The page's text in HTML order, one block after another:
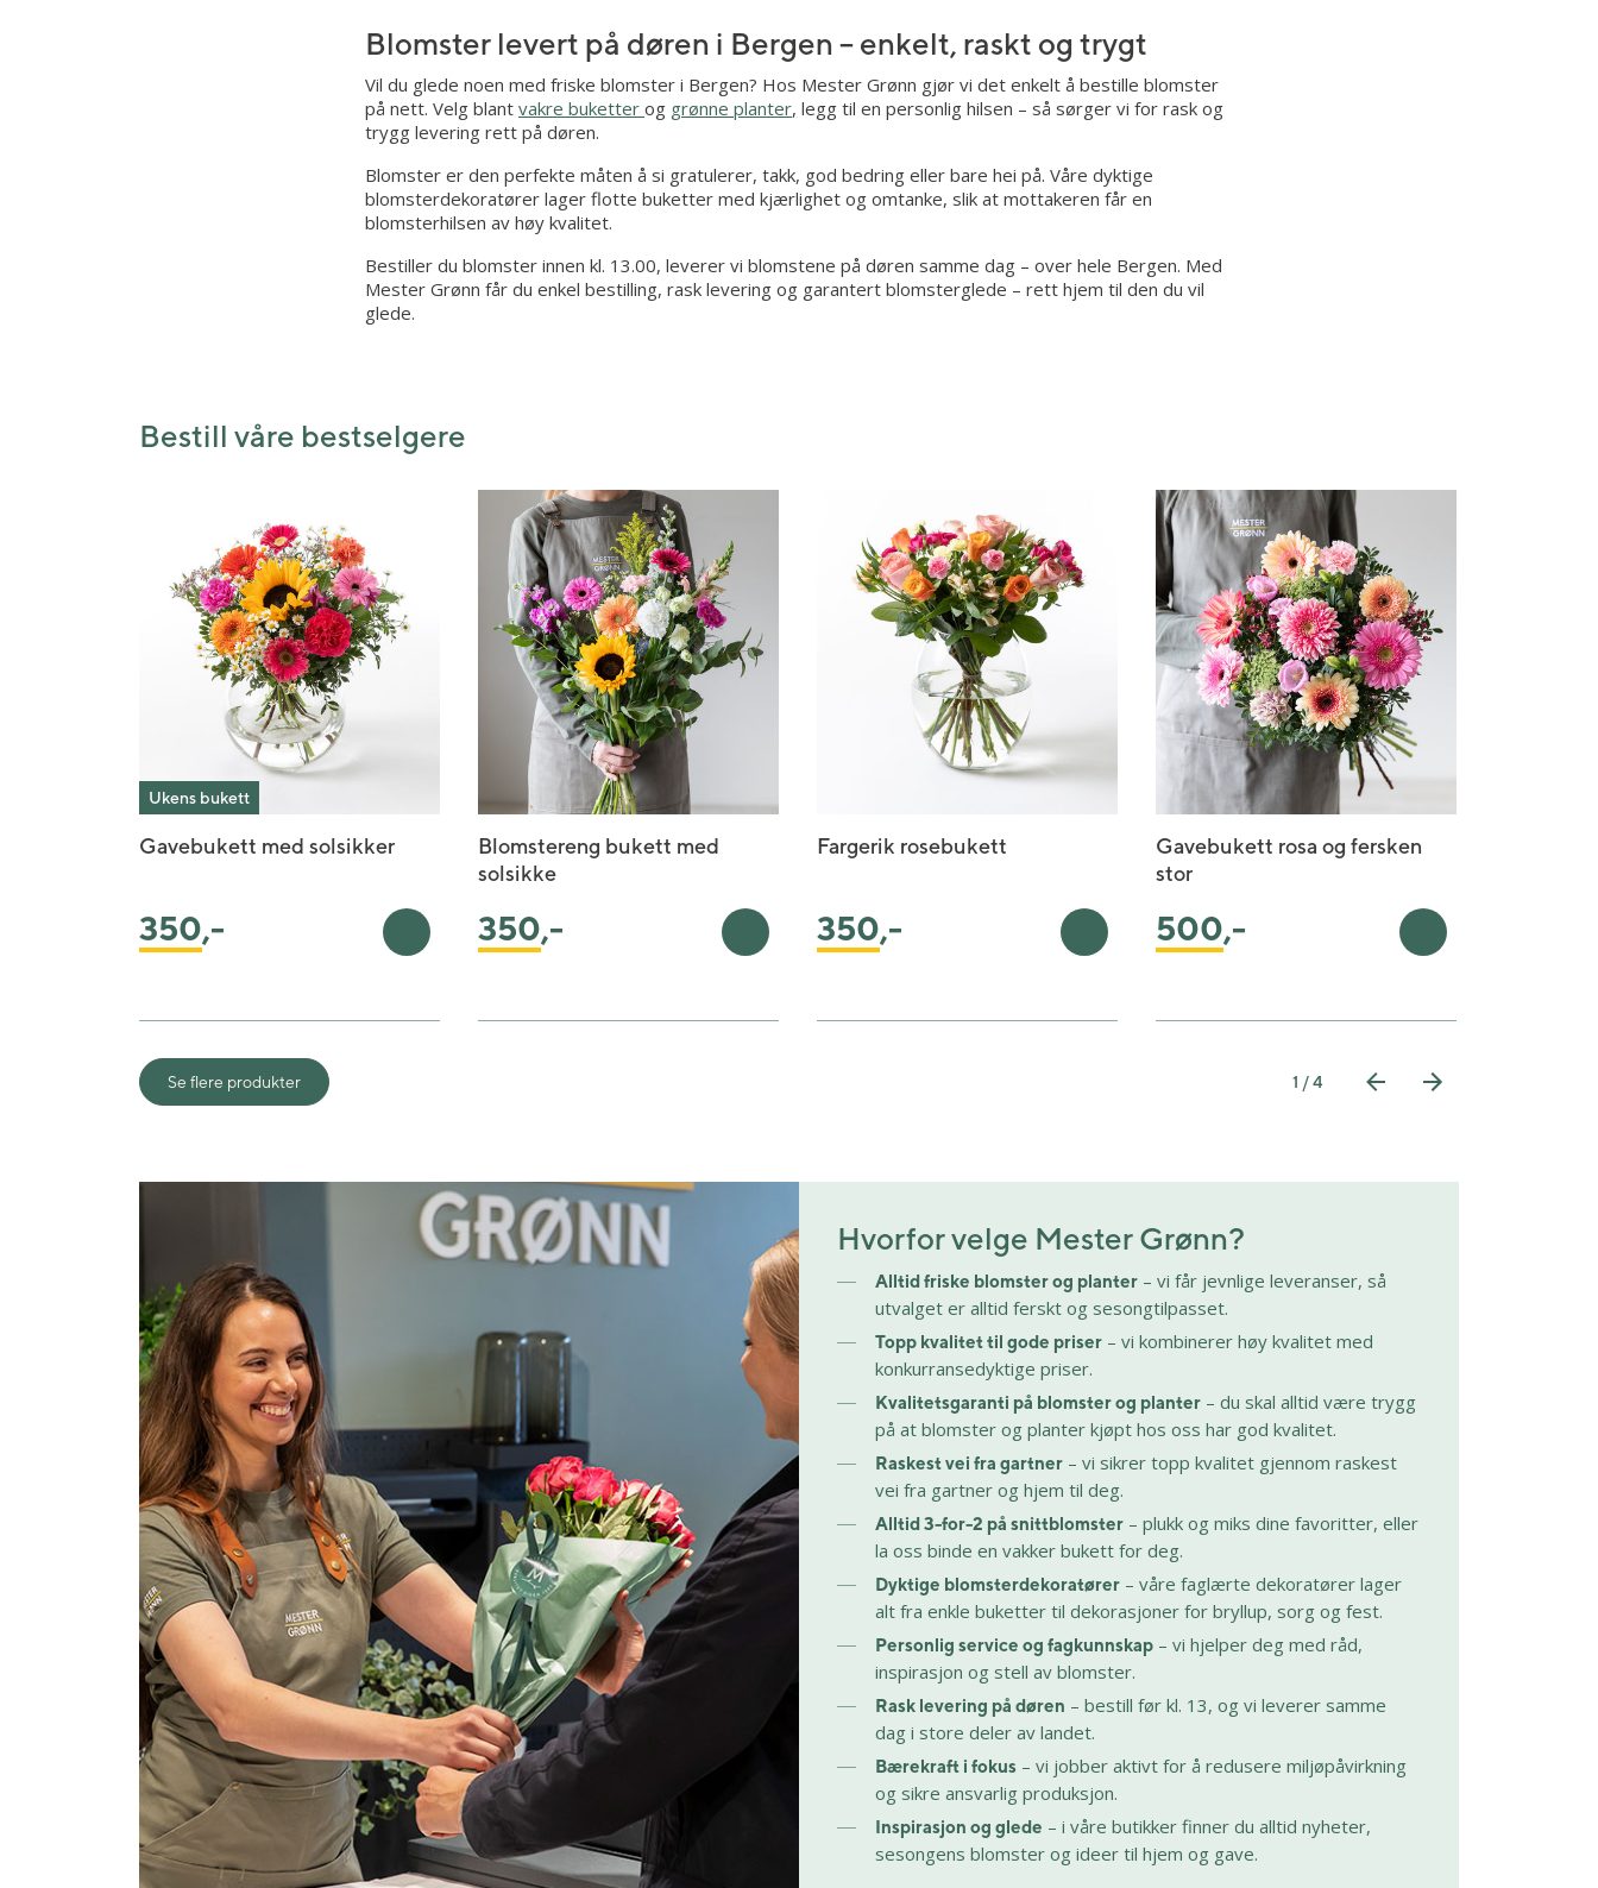
Blomster levert på døren i Bergen – enkelt, raskt og trygt
Vil du glede noen med friske blomster i Bergen? Hos Mester Grønn gjør vi det enkelt å bestille blomster
på nett. Velg blant vakre buketter og grønne planter, legg til en personlig hilsen – så sørger vi for rask og
trygg levering rett på døren.
Blomster er den perfekte måten å si gratulerer, takk, god bedring eller bare hei på. Våre dyktige
blomsterdekoratører lager flotte buketter med kjærlighet og omtanke, slik at mottakeren får en
blomsterhilsen av høy kvalitet.
Bestiller du blomster innen kl. 13.00, leverer vi blomstene på døren samme dag – over hele Bergen. Med
Mester Grønn får du enkel bestilling, rask levering og garantert blomsterglede – rett hjem til den du vil
glede.
Bestill våre bestselgere
Ukens bukett
Gavebukett med solsikker
350,- Legg i handlekurv
Blomstereng bukett med
solsikke
350,- Legg i handlekurv
Fargerik rosebukett
350,- Legg i handlekurv
Gavebukett rosa og fersken
stor
500,- Legg i handlekurv
1 / 4
Se flere produkter
Hvorfor velge Mester Grønn?
Alltid friske blomster og planter – vi får jevnlige leveranser, så
utvalget er alltid ferskt og sesongtilpasset.
Topp kvalitet til gode priser – vi kombinerer høy kvalitet med
konkurransedyktige priser.
Kvalitetsgaranti på blomster og planter – du skal alltid være trygg
på at blomster og planter kjøpt hos oss har god kvalitet.
Raskest vei fra gartner – vi sikrer topp kvalitet gjennom raskest
vei fra gartner og hjem til deg.
Alltid 3-for-2 på snittblomster – plukk og miks dine favoritter, eller
la oss binde en vakker bukett for deg.
Dyktige blomsterdekoratører – våre faglærte dekoratører lager
alt fra enkle buketter til dekorasjoner for bryllup, sorg og fest.
Personlig service og fagkunnskap – vi hjelper deg med råd,
inspirasjon og stell av blomster.
Rask levering på døren – bestill før kl. 13, og vi leverer samme
dag i store deler av landet.
Bærekraft i fokus – vi jobber aktivt for å redusere miljøpåvirkning
og sikre ansvarlig produksjon.
Inspirasjon og glede – i våre butikker finner du alltid nyheter,
sesongens blomster og ideer til hjem og gave.